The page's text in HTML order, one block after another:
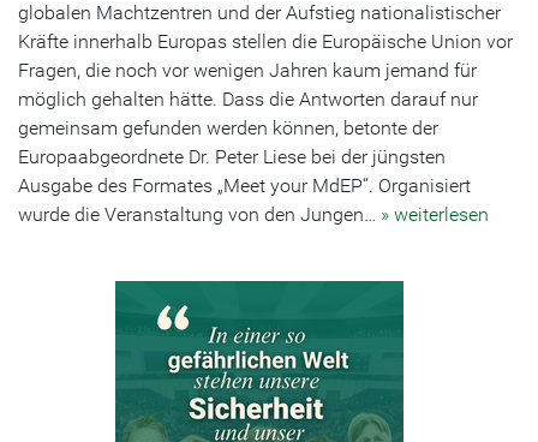
globalen Machtzentren und der Aufstieg nationalistischer
Kräfte innerhalb Europas stellen die Europäische Union vor
Fragen, die noch vor wenigen Jahren kaum jemand für
möglich gehalten hätte. Dass die Antworten darauf nur
gemeinsam gefunden werden können, betonte der
Europaabgeordnete Dr. Peter Liese bei der jüngsten
Ausgabe des Formates „Meet your MdEP“. Organisiert
wurde die Veranstaltung von den Jungen… » weiterlesen